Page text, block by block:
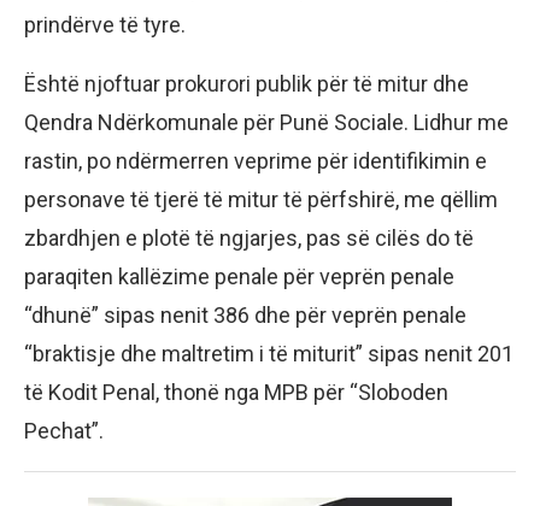
prindërve të tyre.
Është njoftuar prokurori publik për të mitur dhe
Qendra Ndërkomunale për Punë Sociale. Lidhur me
rastin, po ndërmerren veprime për identifikimin e
personave të tjerë të mitur të përfshirë, me qëllim
zbardhjen e plotë të ngjarjes, pas së cilës do të
paraqiten kallëzime penale për veprën penale
“dhunë” sipas nenit 386 dhe për veprën penale
“braktisje dhe maltretim i të miturit” sipas nenit 201
të Kodit Penal, thonë nga MPB për “Sloboden
Pechat”.